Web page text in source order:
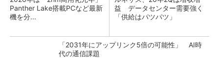
Panther Lake搭載PCなど最新
機を分...
益 データセンター需要強く
「供給はパツパツ」
「2031年にアップリンク5倍の可能性」 AI時
代の通信課題